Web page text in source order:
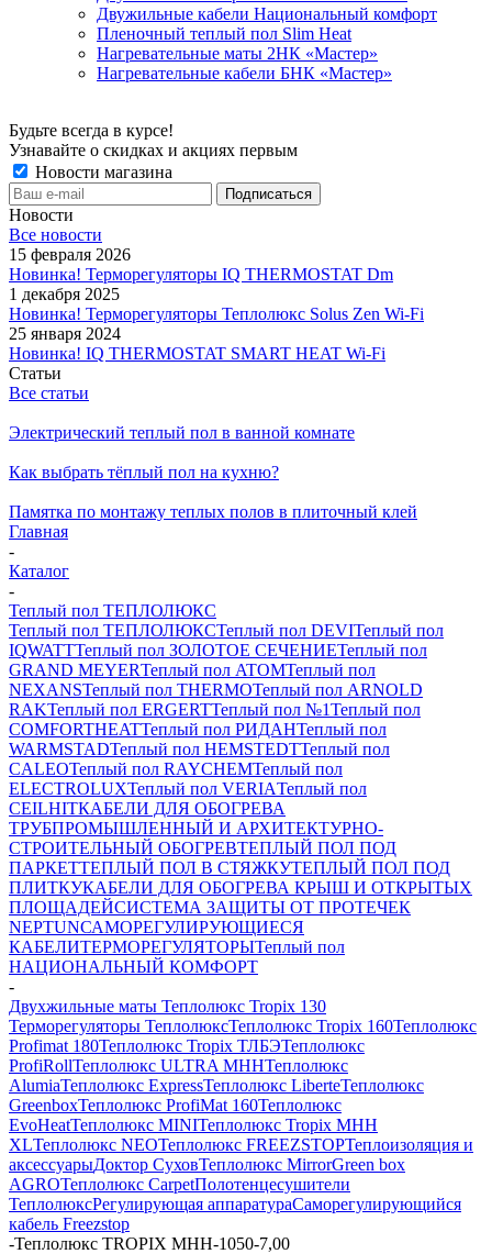
Двужильные кабели Национальный комфорт
Пленочный теплый пол Slim Heat
Нагревательные маты 2НК «Мастер»
Нагревательные кабели БНК «Мастер»
Будьте всегда в курсе!
Узнавайте о скидках и акциях первым
Новости магазина
Новости
Все новости
15 февраля 2026
Новинка! Терморегуляторы IQ THERMOSTAT Dm
1 декабря 2025
Новинка! Терморегуляторы Теплолюкс Solus Zen Wi-Fi
25 января 2024
Новинка! IQ THERMOSTAT SMART HEAT Wi-Fi
Статьи
Все статьи
Электрический теплый пол в ванной комнате
Как выбрать тёплый пол на кухню?
Памятка по монтажу теплых полов в плиточный клей
Главная
-
Каталог
-
Теплый пол ТЕПЛОЛЮКС
Теплый пол ТЕПЛОЛЮКСТеплый пол DEVIТеплый пол
IQWATTТеплый пол ЗОЛОТОЕ СЕЧЕНИЕТеплый пол
GRAND MEYERТеплый пол ATOMТеплый пол
NEXANSТеплый пол THERMOТеплый пол ARNOLD
RAKТеплый пол ERGERTТеплый пол №1Теплый пол
COMFORTHEATТеплый пол РИДАНТеплый пол
WARMSTADТеплый пол HEMSTEDTТеплый пол
CALEOТеплый пол RAYCHEMТеплый пол
ELECTROLUXТеплый пол VERIAТеплый пол
CEILHITКАБЕЛИ ДЛЯ ОБОГРЕВА
ТРУБПРОМЫШЛЕННЫЙ И АРХИТЕКТУРНО-
СТРОИТЕЛЬНЫЙ ОБОГРЕВТЕПЛЫЙ ПОЛ ПОД
ПАРКЕТТЕПЛЫЙ ПОЛ В СТЯЖКУТЕПЛЫЙ ПОЛ ПОД
ПЛИТКУКАБЕЛИ ДЛЯ ОБОГРЕВА КРЫШ И ОТКРЫТЫХ
ПЛОЩАДЕЙСИСТЕМА ЗАЩИТЫ ОТ ПРОТЕЧЕК
NEPTUNСАМОРЕГУЛИРУЮЩИЕСЯ
КАБЕЛИТЕРМОРЕГУЛЯТОРЫТеплый пол
НАЦИОНАЛЬНЫЙ КОМФОРТ
-
Двухжильные маты Теплолюкс Tropix 130
Терморегуляторы ТеплолюксТеплолюкс Tropix 160Теплолюкс
Profimat 180Теплолюкс Tropix ТЛБЭТеплолюкс
ProfiRollТеплолюкс ULTRA МННТеплолюкс
AlumiaТеплолюкс ExpressТеплолюкс LiberteТеплолюкс
GreenboxТеплолюкс ProfiMat 160Теплолюкс
EvoHeatТеплолюкс MINIТеплолюкс Tropix МНН
XLТеплолюкс NEOТеплолюкс FREEZSTOPТеплоизоляция и
аксессуарыДоктор СуховТеплолюкс MirrorGreen box
AGROТеплолюкс CarpetПолотенцесушители
ТеплолюксРегулирующая аппаратураCаморегулирующийся
кабель Freezstop
-Теплолюкс TROPIX МНН-1050-7,00